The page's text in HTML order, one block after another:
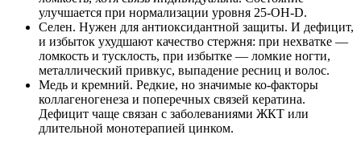
улучшается при нормализации уровня 25‑ОН‑D.
Селен. Нужен для антиоксидантной защиты. И дефицит,
и избыток ухудшают качество стержня: при нехватке —
ломкость и тусклость, при избытке — ломкие ногти,
металлический привкус, выпадение ресниц и волос.
Медь и кремний. Редкие, но значимые ко‑факторы
коллагеногенеза и поперечных связей кератина.
Дефицит чаще связан с заболеваниями ЖКТ или
длительной монотерапией цинком.